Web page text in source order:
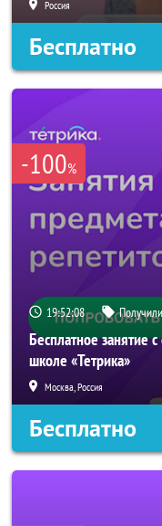
Россия
Бесплатно
-100%
19:52:05
Бесплатное занятие
школе «Тетрика»
Москва, Россия
Бесплатно